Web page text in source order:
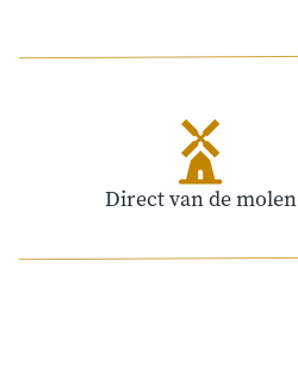
Direct van de molen